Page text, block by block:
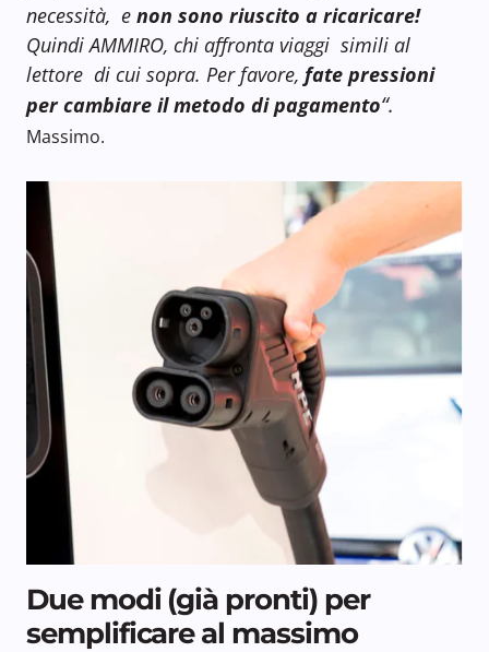
necessità, e non sono riuscito a ricaricare!
Quindi AMMIRO, chi affronta viaggi simili al
lettore di cui sopra. Per favore, fate pressioni
per cambiare il metodo di pagamento“.
Massimo.
Due modi (già pronti) per
semplificare al massimo